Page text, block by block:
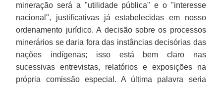
mineração será a "utilidade pública" e o "interesse
nacional", justificativas já estabelecidas em nosso
ordenamento jurídico. A decisão sobre os processos
minerários se daria fora das instâncias decisórias das
nações indígenas; isso está bem claro nas
sucessivas entrevistas, relatórios e exposições na
própria comissão especial. A última palavra seria